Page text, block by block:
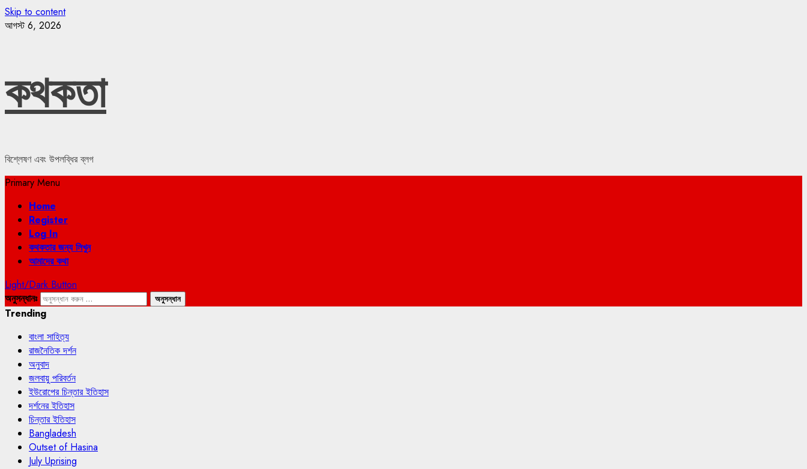
Skip to content
আগস্ট 6, 2026
কথকতা
বিশ্লেষণ এবং উপলব্ধির ব্লগ
Primary Menu
Home
Register
Log In
কথকতার জন্য লিখুন
আমাদের কথা
Light/Dark Button
অনুসন্ধানঃ
Trending
বাংলা সাহিত্য
রাজনৈতিক দর্শন
অনুবাদ
জলবায়ু পরিবর্তন
ইউরোপের চিন্তার ইতিহাস
দর্শনের ইতিহাস
চিন্তার ইতিহাস
Bangladesh
Outset of Hasina
July Uprising